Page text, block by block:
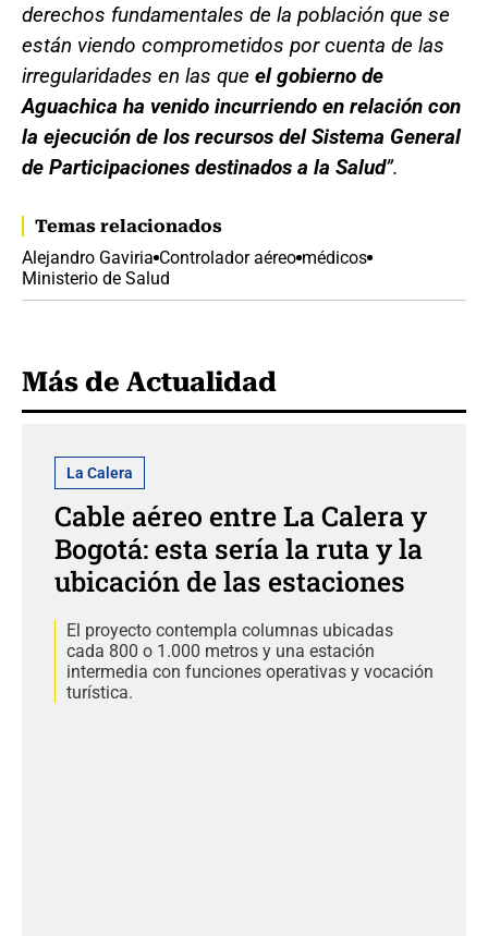
derechos fundamentales de la población que se
están viendo comprometidos por cuenta de las
irregularidades en las que el gobierno de
Aguachica ha venido incurriendo en relación con
la ejecución de los recursos del Sistema General
de Participaciones destinados a la Salud”.
Temas relacionados
Alejandro Gaviria Controlador aéreo médicos
Ministerio de Salud
Más de Actualidad
La Calera
Cable aéreo entre La Calera y
Bogotá: esta sería la ruta y la
ubicación de las estaciones
El proyecto contempla columnas ubicadas
cada 800 o 1.000 metros y una estación
intermedia con funciones operativas y vocación
turística.